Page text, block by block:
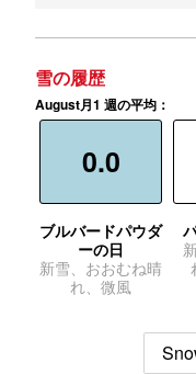
雪の履歴
August月1 週の平均：
0.0
ブルバードパウダ
ーの日
新雪、おおむね晴
れ、微風